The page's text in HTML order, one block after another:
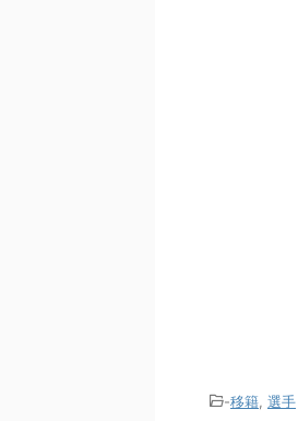
-移籍, 選手